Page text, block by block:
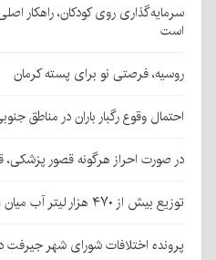
سرمایه‌گذاری روی کودکان، راهکار
است
روسیه، فرصتی نو برای پسته کرمان
احتمال وقوع رگبار باران در مناطق
در صورت احراز هرگونه قصور پزشکی،
توزیع بیش از ۴۷۰ هزار لیتر آب میان عزاداران جامانده اربعین در کرمان
پرونده اختلافات شورای شهر جیرفت